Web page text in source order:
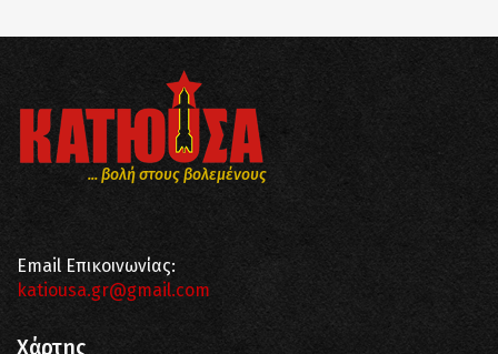
... βολή στους βολεμένους
Email Επικοινωνίας:
katiousa.gr@gmail.com
Χάρτης